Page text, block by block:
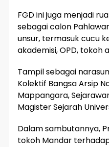
FGD ini juga menjadi
sebagai calon
unsur, termasuk cucu
akademisi, OPD, tokoh
Tampil sebagai
Kolektif Bangsa Arsip
Mappangara,
Magister Sejarah
Dalam sambutannya,
tokoh Mandar